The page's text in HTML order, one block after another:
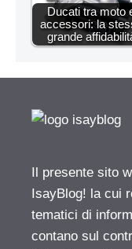
Ducati tra moto
accessori: la
grande
Il presente sito
IsayBlog! la cui
tematici di
contano sul